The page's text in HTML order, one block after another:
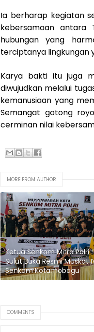
Ia berharap kegiatan
kebersamaan antara
hubungan yang
terciptanya lingkungan
Karya bakti itu juga
diwujudkan melalui
kemanusiaan yang
Semangat gotong
cerminan nilai
MORE FROM AUTHOR
Ketua Senkom Mitra Polri
Sulut Buka Resmi Muskot
Senkom Kotamobagu
COMMENTS